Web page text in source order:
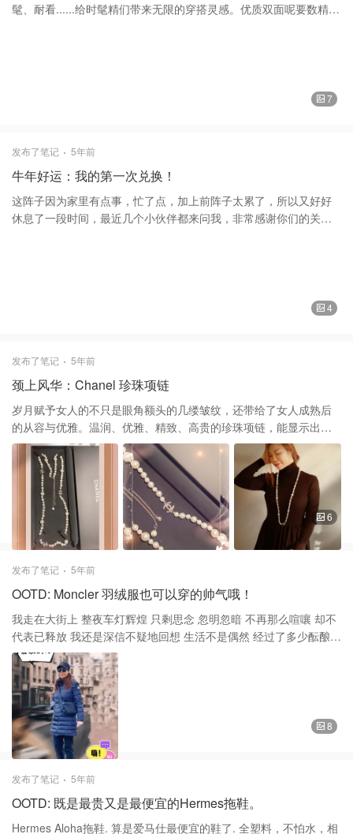
髦、耐看......给时髦精们带来无限的穿搭灵感。优质双面呢要数精仿
购买于Saks Fifth Avenue ，成份羊毛、羊绒和丝！使这件羊绒大衣
为我之前有一件是主线驼色的，很喜欢这个牌子的料子和版型，后
以就拿下了。 全身都暗色，搭配了购买于Saks Fifth Avenue 的
Burberry 巴宝莉 的围巾，点缀一下，提亮了脸色！ 谢谢大家的喜欢
和支持❤️❤️ 大衣Max Mara 麦丝玛拉 上衣Cinq A Sept 鞋子Yeezy
7
发布了笔记 5年前
牛年好运：我的第一次兑换！
这阵子因为家里有点事，忙了点，加上前阵子太累了，所以又好好
休息了一段时间，最近几个小伙伴都来问我，非常感谢你们的关
4
发布了笔记 5年前
颈上风华：Chanel 珍珠项链
岁月赋予女人的不只是眼角额头的几缕皱纹，还带给了女人成熟后
的从容与优雅。温润、优雅、精致、高贵的珍珠项链，能显示出你
典雅、华贵的风度，将女人优雅的气质,展现无遗的同时更能增加奢
华感。 这款Chanel 香奈儿 的珍珠項鍊，由3个水晶镶嵌的双c和大
小不一的珍珠构成！简单却又经典，彰显优雅知性气质！ 有两种戴
你的成熟和干练， 2:、佩戴多层珍珠项链，提亮肤色又使项颈显得
修长挺拔，单纯而不失韵味，简洁而不失优雅。 在这个彰显个性和
魅力的时代，如果你想选择找到一件百搭的珠宝，珍珠项链虽说不
是唯一的选择，但一定是恰当的选择！ 谢谢大家的支持和喜欢❤️❤️
下啦，以后再抽时间上来，跟大家见面，继续分享好物。 祝大家周
末愉快！🌹🎈 项链Chanel 香奈儿
6
发布了笔记 5年前
OOTD: Moncler 羽绒服也可以穿的帅气哦！
我走在大街上 整夜车灯辉煌 只剩思念 忽明忽暗 不再那么喧嚷 却不
代表已释放 我还是深信不疑地回想 生活不是偶然 经过了多少酝酿
让我们活得得那么狂 一半甜蜜 一半艰苦 走在大街上，突然想起这首
歌曲 新的一年開始了，尽情享受生活吧！让自己不在遗憾! 为了抵抗
严寒，大家也纷纷地穿上了羽绒服。虽然天气冷只有三十多度，但
却风雪不改，要带小孩子去游泳训练，舒适休闲的打扮是最适合
的。 Moncler 盟可睐 的羽绒服做的很好，衣服非常修身，这一个款
式是他的经典款式，每年都会出。相比，其他款这款算是厚的。背
后面有收腰，而且高高的领子挡住寒冷的风入侵，天冷的时候还可
以把帽子拿出来戴上就一点也不怕冷了。保暖而一点也不臃肿。 谢
阿迪达斯 鞋子Jill Stuart 吉尔·斯图尔特
8
发布了笔记 5年前
OOTD: 既是最贵又是最便宜的Hermes拖鞋。
Hermes Aloha拖鞋. 算是爱马仕最便宜的鞋了. 全塑料，不怕水，相